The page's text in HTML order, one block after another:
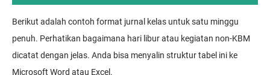
Berikut adalah contoh format jurnal kelas untuk satu minggu
penuh. Perhatikan bagaimana hari libur atau kegiatan non-KBM
dicatat dengan jelas. Anda bisa menyalin struktur tabel ini ke
Microsoft Word atau Excel.